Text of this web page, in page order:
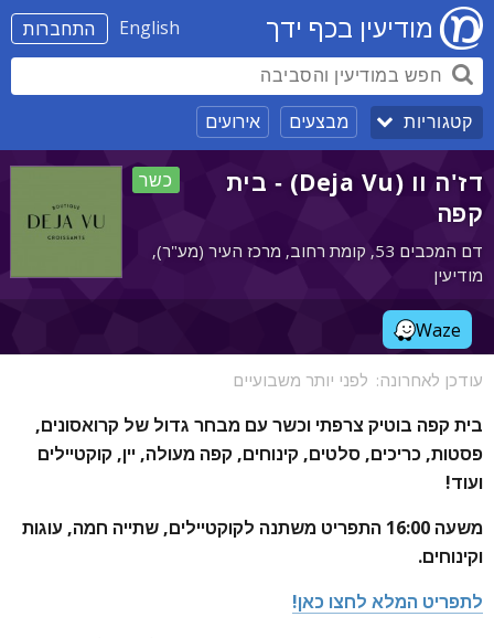
התחברות English מודיעין בכף ידך
קטגוריות מבצעים אירועים
כשר
דז'ה וו (Deja Vu) - בית
קפה
דם המכבים 53, קומת רחוב, מרכז העיר (מע"ר),
מודיעין
Waze
עודכן לאחרונה: לפני יותר משבועיים
בית קפה בוטיק צרפתי וכשר עם מבחר גדול של קרואסונים,
פסטות, כריכים, סלטים, קינוחים, קפה מעולה, יין, קוקטיילים
ועוד!
משעה 16:00 התפריט משתנה לקוקטיילים, שתייה חמה, עוגות
וקינוחים.
לתפריט המלא לחצו כאן!